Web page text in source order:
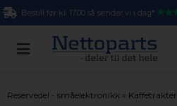
Bestill før kl. 17.00 så sender vi i dag*
Reservedel - småelektronikk » Kaffetrakter